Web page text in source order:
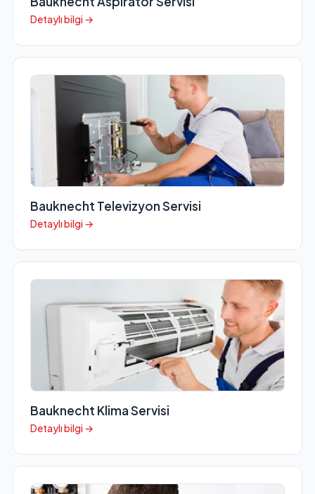
Detaylı bilgi →
Bauknecht Televizyon Servisi
Detaylı bilgi →
Bauknecht Klima Servisi
Detaylı bilgi →